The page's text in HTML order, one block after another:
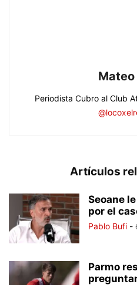
Mateo
Periodista Cubro al Club
Artículos
Seoane
por el
Pablo Bufi -
Parmo